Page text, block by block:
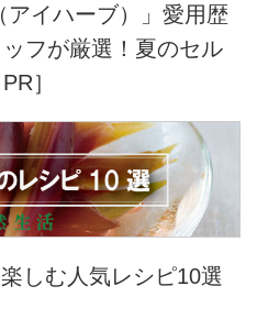
イハーブ）」愛用歴
フが厳選！夏のセル
］
しむ人気レシピ10選